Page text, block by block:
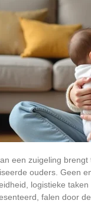
een zuigeling
ouders. Geen
logistieke
falen door